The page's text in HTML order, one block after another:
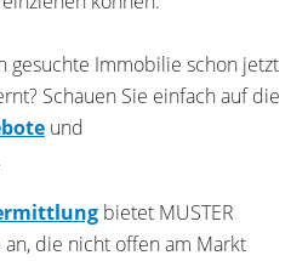
gesuchte Immobilie schon jetzt
Schauen Sie einfach auf die
und
bietet MUSTER
die nicht offen am Markt